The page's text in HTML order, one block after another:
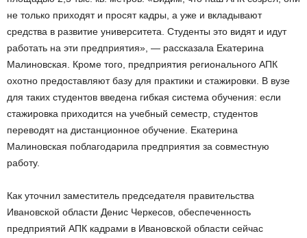
не только приходят и просят кадры, а уже и вкладывают
средства в развитие университета. Студенты это видят и идут
работать на эти предприятия», — рассказала Екатерина
Малиновская. Кроме того, предприятия регионального АПК
охотно предоставляют базу для практики и стажировки. В вузе
для таких студентов введена гибкая система обучения: если
стажировка приходится на учебный семестр, студентов
переводят на дистанционное обучение. Екатерина
Малиновская поблагодарила предприятия за совместную
работу.
Как уточнил заместитель председателя правительства
Ивановской области Денис Черкесов, обеспеченность
предприятий АПК кадрами в Ивановской области сейчас